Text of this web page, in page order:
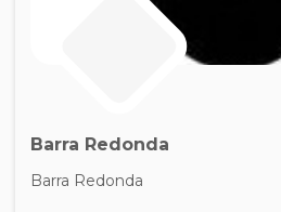
Barra Redonda
Barra Redonda